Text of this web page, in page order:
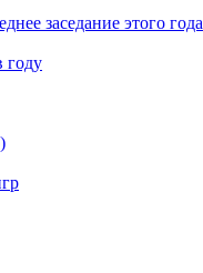
заседание этого года
году